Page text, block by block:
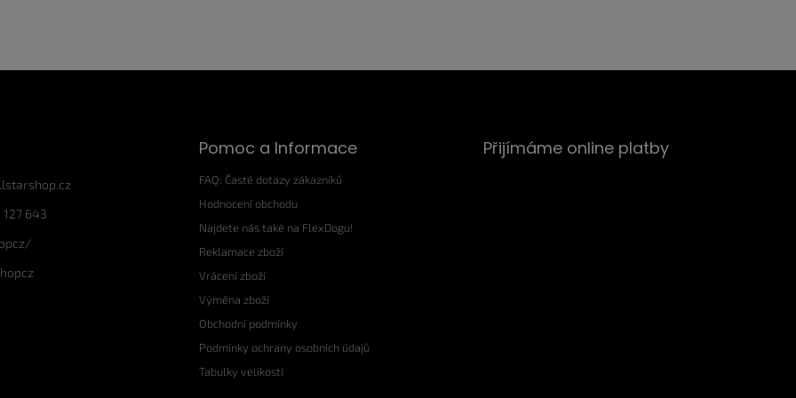
643
Pomoc a Informace
FAQ: Časté dotazy zákazníků
Hodnocení obchodu
Najdete nás také na FlexDogu!
Reklamace zboží
Vrácení zboží
Výměna zboží
Obchodní podmínky
Podmínky ochrany osobních údajů
Tabulky velikostí
Přijímáme online platby